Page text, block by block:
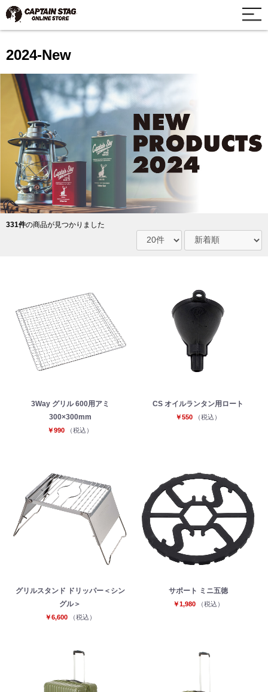
2024-New
331件の商品が見つかりました
3Way グリル 600用アミ
300×300mm
￥990 （税込）
CS オイルランタン用ロート
￥550 （税込）
グリルスタンド ドリッパー＜シン
グル＞
￥6,600 （税込）
サポート ミニ五徳
￥1,980 （税込）